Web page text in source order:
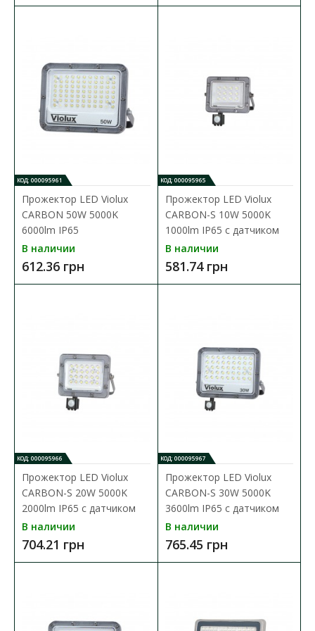
Прожектор LED APRO 10 Вт 4400 мАч
Доступность: В наличии
Светодиодный прожектор APRO 10Вт работает на мощном
аккумуляторе с емкостью 4400 мАч&..
2 371.80 грн
В сравнения
В закладки
КОД: 000095961
Прожектор LED Violux
CARBON 50W 5000K
6000lm IP65
В наличии
612.36 грн
КОД: 000095965
Прожектор LED Violux
CARBON-S 10W 5000K
1000lm IP65 с датчиком
В наличии
581.74 грн
КОД: 000095966
Прожектор LED Violux
CARBON-S 20W 5000K
2000lm IP65 с датчиком
В наличии
704.21 грн
КОД: 000095967
Прожектор LED Violux
CARBON-S 30W 5000K
3600lm IP65 с датчиком
В наличии
765.45 грн